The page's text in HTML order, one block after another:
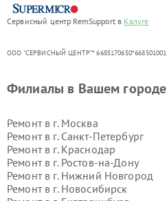
Сервисный центр RemSupport в Калуге
ООО "СЕРВИСНЫЙ ЦЕНТР"* 6685170650*668501001
Филиалы в Вашем городе
Ремонт в г. Москва
Ремонт в г. Санкт-Петербург
Ремонт в г. Краснодар
Ремонт в г. Ростов-на-Дону
Ремонт в г. Нижний Новгород
Ремонт в г. Новосибирск